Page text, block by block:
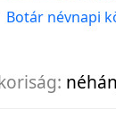
Botár névnapi